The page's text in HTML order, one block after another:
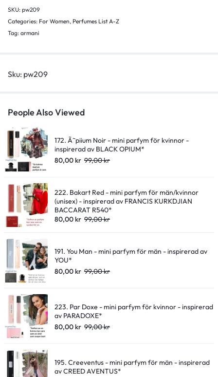
kvinnor
-
inspirerad
quantity
SKU: pw209
Categories: For Women, Perfumes List A-Z
Tag: armani
Sku: pw209
People Also Viewed
172. Ã˜piium Noir - mini parfym för kvinnor -
inspirerad av BLACK OPIUM*
80,00kr 99,00kr
222. Bakart Red - mini parfym för män/kvinnor
(unisex) - inspirerad av FRANCIS KURKDJIAN
BACCARAT R540*
80,00kr 99,00kr
191. You Man - mini parfym för män - inspirerad av
YOU*
80,00kr 99,00kr
223. Par Doxe - mini parfym för kvinnor - inspirerad
av PARADOXE*
80,00kr 99,00kr
195. Creeventus - mini parfym för män - inspirerad
av CREED AVENTUS*